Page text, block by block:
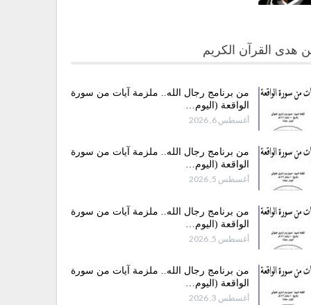
هدى القرآن الكريم
من برنامج رجال الله.. ملزمة آيات من سورة
الواقعة (اليوم…
أغسطس 6, 2026
من برنامج رجال الله.. ملزمة آيات من سورة
الواقعة (اليوم…
أغسطس 5, 2026
من برنامج رجال الله.. ملزمة آيات من سورة
الواقعة (اليوم…
أغسطس 5, 2026
من برنامج رجال الله.. ملزمة آيات من سورة
الواقعة (اليوم…
أغسطس 3, 2026